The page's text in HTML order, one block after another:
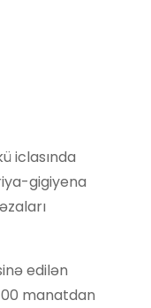
iclasında
gigiyena
edilən
manatdan